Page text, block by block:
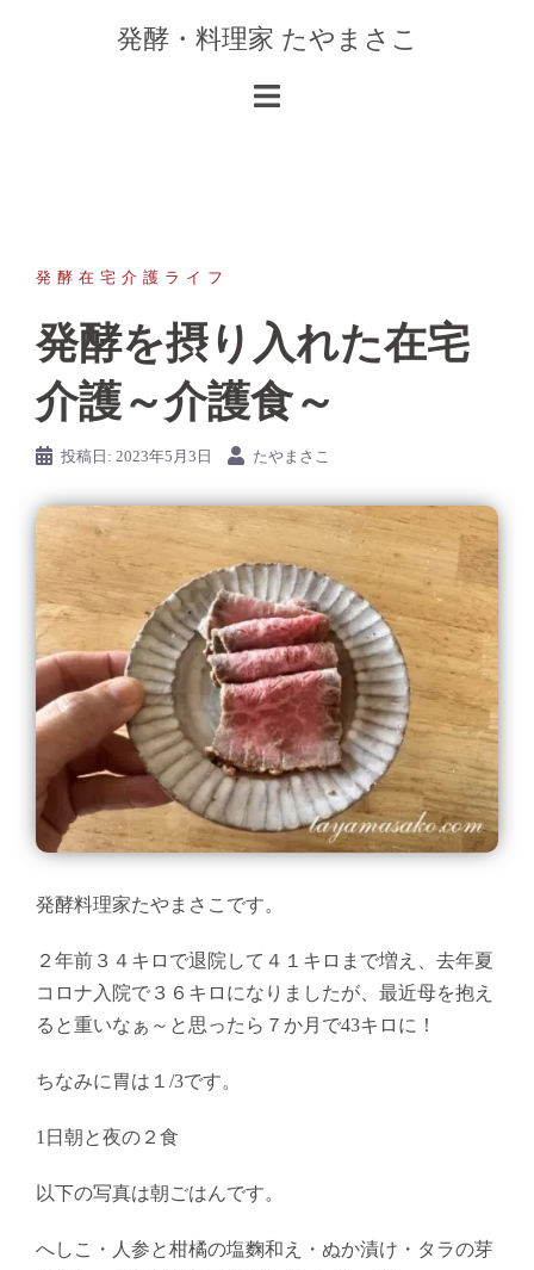
発酵・料理家 たやまさこ
発酵在宅介護ライフ
発酵を摂り入れた在宅
介護～介護食～
投稿日: 2023年5月3日 たやまさこ
発酵料理家たやまさこです。
２年前３４キロで退院して４１キロまで増え、去年夏
コロナ入院で３６キロになりましたが、最近母を抱え
ると重いなぁ～と思ったら７か月で43キロに！
ちなみに胃は１/3です。
1日朝と夜の２食
以下の写真は朝ごはんです。
へしこ・人参と柑橘の塩麴和え・ぬか漬け・タラの芽